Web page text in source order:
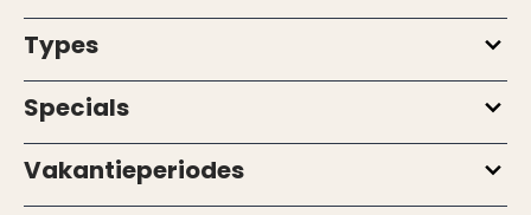
Types
Specials
Vakantieperiodes